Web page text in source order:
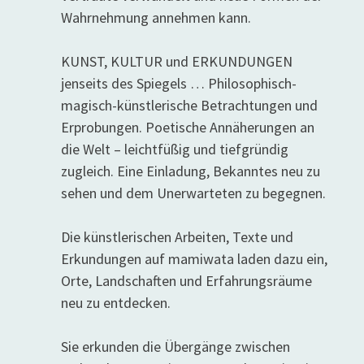
Wahrnehmung annehmen kann.
KUNST, KULTUR und ERKUNDUNGEN
jenseits des Spiegels … Philosophisch-
magisch-künstlerische Betrachtungen und
Erprobungen. Poetische Annäherungen an
die Welt – leichtfüßig und tiefgründig
zugleich. Eine Einladung, Bekanntes neu zu
sehen und dem Unerwarteten zu begegnen.
Die künstlerischen Arbeiten, Texte und
Erkundungen auf mamiwata laden dazu ein,
Orte, Landschaften und Erfahrungsräume
neu zu entdecken.
Sie erkunden die Übergänge zwischen